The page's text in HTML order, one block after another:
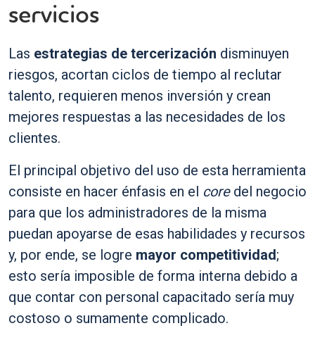
servicios
Las estrategias de tercerización disminuyen
riesgos, acortan ciclos de tiempo al reclutar
talento, requieren menos inversión y crean
mejores respuestas a las necesidades de los
clientes.
El principal objetivo del uso de esta herramienta
consiste en hacer énfasis en el coredel negocio
para que los administradores de la misma
puedan apoyarse de esas habilidades y recursos
y, por ende, se logre mayor competitividad;
esto sería imposible de forma interna debido a
que contar con personal capacitado sería muy
costoso o sumamente complicado.